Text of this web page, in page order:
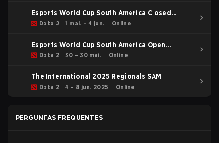
Esports World Cup South America Closed
Qualifier
Dota 2 1 mai. – 4 jun. Online
Esports World Cup South America Open
Qualifier
Dota 2 30 – 30 mai. Online
The International 2025 Regionals SAM
Dota 2 4 – 8 jun. 2025 Online
PERGUNTAS FREQUENTES